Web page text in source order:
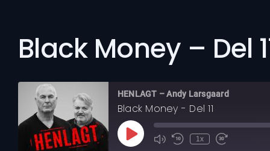
Black Money – Del
HENLAGT – Andy Larsgaard
Black Money - Del 11
Play
Episode Mute/Unmute
Rewind
1x
Fast